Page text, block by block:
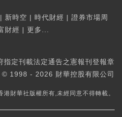
| 新時空 | 時代財經 | 證券市場周
財經 | 更多...
指定刊載法定通告之憲報刊登報章
1998 - 2026 財華控股有限公司
港財華社版權所有,未經同意不得轉載。